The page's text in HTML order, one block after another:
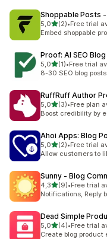
Shoppable Posts
5,0av 5 stjerner
(2)
Totalt 2 omtaler
•Free trial
Embed shoppable
Proof: AI SEO
5,0av 5 stjerner
(1)
Totalt 1 omtaler
•Free trial
8-30 SEO blog
RuffRuff Author
5,0av 5 stjerner
(3)
Totalt 3 omtaler
•Free plan
Boost credibility by
Ahoi Apps: Blog
5,0av 5 stjerner
(2)
Totalt 2 omtaler
•Free trial
Allow customers to
Sunny ‑ Blog
4,3av 5 stjerner
(9)
Totalt 9 omtaler
•Free trial
Notifications, Reply
Dead Simple
5,0av 5 stjerner
(4)
Totalt 4 omtaler
•Free trial
Create blog product